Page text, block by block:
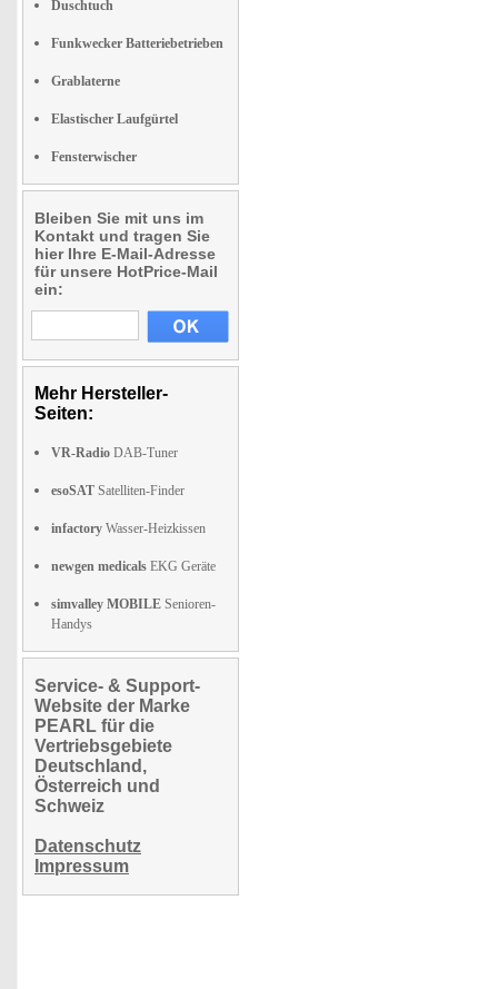
Duschtuch
Funkwecker Batteriebetrieben
Grablaterne
Elastischer Laufgürtel
Fensterwischer
Bleiben Sie mit uns im
Kontakt und tragen Sie
hier Ihre E-Mail-Adresse
für unsere HotPrice-Mail
ein:
Mehr Hersteller-
Seiten:
VR-Radio DAB-Tuner
esoSAT Satelliten-Finder
infactory Wasser-Heizkissen
newgen medicals EKG Geräte
simvalley MOBILE Senioren-
Handys
Service- & Support-
Website der Marke
PEARL für die
Vertriebsgebiete
Deutschland,
Österreich und
Schweiz
Datenschutz
Impressum